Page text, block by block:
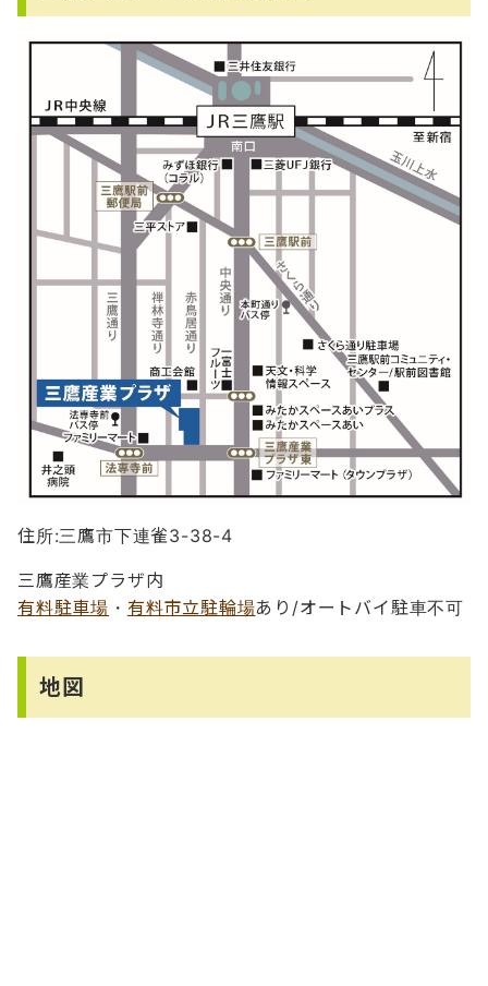
住所:三鷹市下連雀3-38-4
三鷹産業プラザ内
有料駐車場 ・ 有料市立駐輪場あり/オートバイ駐車不可
地図